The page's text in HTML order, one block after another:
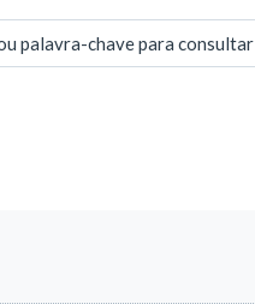
palavra-chave para consultar